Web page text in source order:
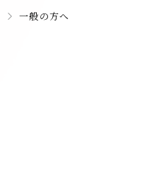
一般の方へ